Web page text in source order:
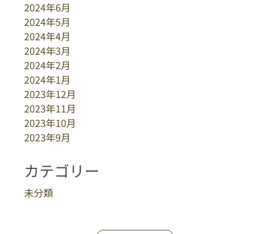
2024年6月
2024年5月
2024年4月
2024年3月
2024年2月
2024年1月
2023年12月
2023年11月
2023年10月
2023年9月
カテゴリー
未分類